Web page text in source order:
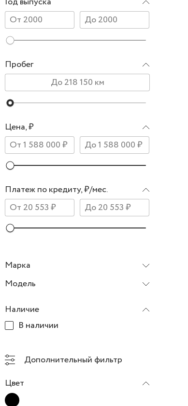
Пробег
Марка
Модель
Цена, ₽
Платеж по кредиту, ₽/мес.
Наличие
В наличии
Дополнительный фильтр
Цвет